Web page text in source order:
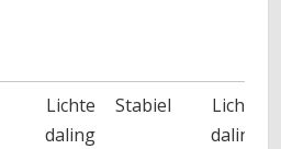
Lichte
daling
Stabiel
Lichte
daling